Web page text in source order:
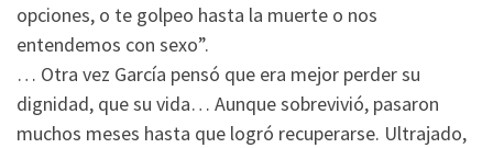
opciones, o te golpeo hasta la muerte o nos
entendemos con sexo”.
… Otra vez García pensó que era mejor perder su
dignidad, que su vida… Aunque sobrevivió, pasaron
muchos meses hasta que logró recuperarse. Ultrajado,